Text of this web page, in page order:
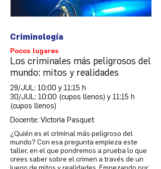
Criminología
Pocos lugares
Los criminales más peligrosos del
mundo: mitos y realidades
29/JUL: 10:00 y 11:15 h
30/JUL: 10:00 (cupos llenos) y 11:15 h
(cupos llenos)
Docente: Victoria Pasquet
¿Quién es el criminal más peligroso del
mundo? Con esa pregunta empieza este
taller, en el que pondremos a prueba lo que
crees saber sobre el crimen a través de un